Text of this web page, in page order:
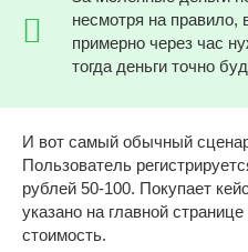
несмотря на правило,
примерно через час
тогда деньги точно
И вот самый обычный
Пользователь
рублей 50-100. Покупает
указано на главной
стоимость.